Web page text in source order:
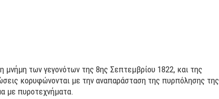
των γεγονότων της 8ης Σεπτεμβρίου 1822, και της
κορυφώνονται με την αναπαράσταση της πυρπόλησης της
με πυροτεχνήματα.